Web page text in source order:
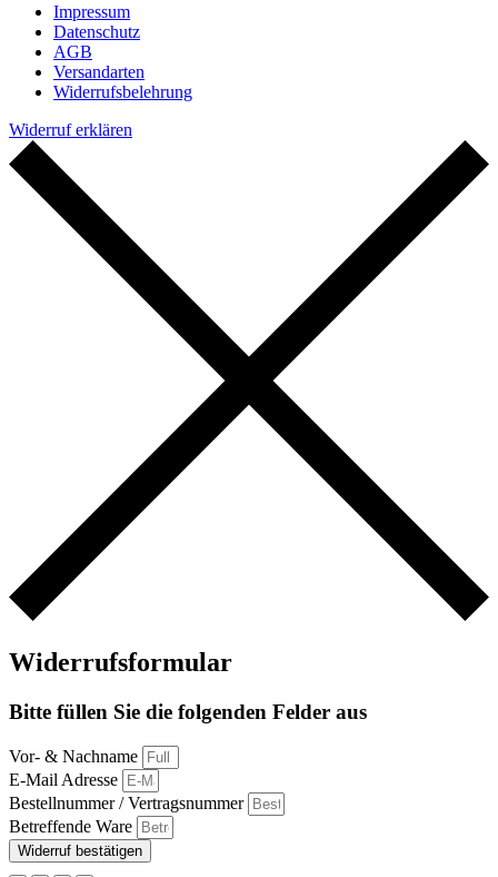
Impressum
Datenschutz
AGB
Versandarten
Widerrufsbelehrung
Widerruf erklären
Widerrufsformular
Bitte füllen Sie die folgenden Felder aus
Vor- & Nachname
E-Mail Adresse
Bestellnummer / Vertragsnummer
Betreffende Ware
Widerruf bestätigen